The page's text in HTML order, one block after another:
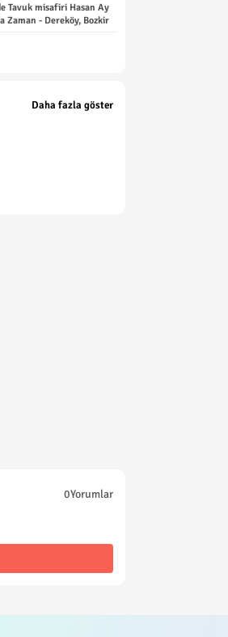
Tavuk misafiri Hasan Ay
Zaman - Dereköy, Bozkir
Daha fazla göster
0Yorumlar